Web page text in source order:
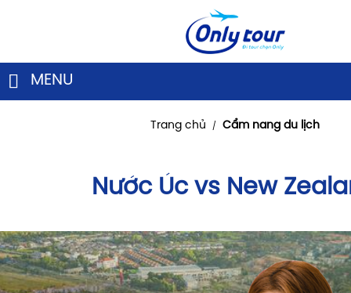
MENU
Trang chủ / Cẩm nang du lịch
Nước Úc vs New